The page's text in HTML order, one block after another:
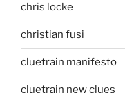
chris locke
christian fusi
cluetrain manifesto
cluetrain new clues